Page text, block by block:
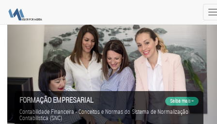
FORMAÇÃO EMPRESARIAL
Contabilidade Financeira - Conceitos e Normas do Sistema de Normalização
Contabilística (SNC)
Saiba mais +